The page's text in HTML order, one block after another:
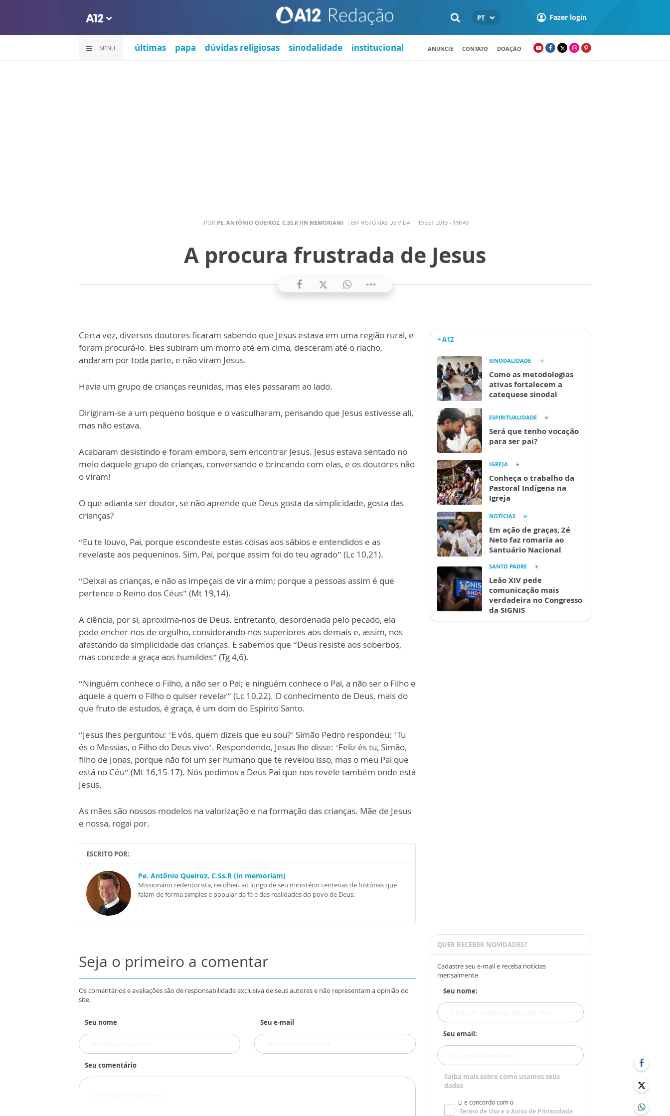
PT Fazer login
MENU últimas papa dúvidas religiosas sinodalidade institucional ANUNCIE CONTATO DOAÇÃO
POR PE. ANTÔNIO QUEIROZ, C.SS.R (IN MEMORIAM) EM HISTÓRIAS DE VIDA 19 SET 2013 - 11H49
A procura frustrada de Jesus
Certa vez, diversos doutores ficaram sabendo que Jesus estava em uma região rural, e
foram procurá-lo. Eles subiram um morro até em cima, desceram até o riacho,
andaram por toda parte, e não viram Jesus.
Havia um grupo de crianças reunidas, mas eles passaram ao lado.
Dirigiram-se a um pequeno bosque e o vasculharam, pensando que Jesus estivesse ali,
mas não estava.
Acabaram desistindo e foram embora, sem encontrar Jesus. Jesus estava sentado no
meio daquele grupo de crianças, conversando e brincando com elas, e os doutores não
o viram!
O que adianta ser doutor, se não aprende que Deus gosta da simplicidade, gosta das
crianças?
“Eu te louvo, Pai, porque escondeste estas coisas aos sábios e entendidos e as
revelaste aos pequeninos. Sim, Pai, porque assim foi do teu agrado” (Lc 10,21).
“Deixai as crianças, e não as impeçais de vir a mim; porque a pessoas assim é que
pertence o Reino dos Céus” (Mt 19,14).
A ciência, por si, aproxima-nos de Deus. Entretanto, desordenada pelo pecado, ela
pode encher-nos de orgulho, considerando-nos superiores aos demais e, assim, nos
afastando da simplicidade das crianças. E sabemos que “Deus resiste aos soberbos,
mas concede a graça aos humildes” (Tg 4,6).
“Ninguém conhece o Filho, a não ser o Pai; e ninguém conhece o Pai, a não ser o Filho e
aquele a quem o Filho o quiser revelar” (Lc 10,22). O conhecimento de Deus, mais do
que fruto de estudos, é graça, é um dom do Espírito Santo.
“Jesus lhes perguntou: ‘E vós, quem dizeis que eu sou?’ Simão Pedro respondeu: ‘Tu
és o Messias, o Filho do Deus vivo’. Respondendo, Jesus lhe disse: ‘Feliz és tu, Simão,
filho de Jonas, porque não foi um ser humano que te revelou isso, mas o meu Pai que
está no Céu” (Mt 16,15-17). Nós pedimos a Deus Pai que nos revele também onde está
Jesus.
As mães são nossos modelos na valorização e na formação das crianças. Mãe de Jesus
e nossa, rogai por.
ESCRITO POR:
Pe. Antônio Queiroz, C.Ss.R (in memoriam)
Missionário redentorista, recolheu ao longo de seu ministério centenas de histórias que
falam de forma simples e popular da fé e das realidades do povo de Deus.
Seja o primeiro a comentar
Os comentários e avaliações são de responsabilidade exclusiva de seus autores e não representam a opinião do
site.
Seu nome Seu e-mail
Seu comentário
+ A12
SINODALIDADE
Como as metodologias
ativas fortalecem a
catequese sinodal
ESPIRITUALIDADE
Será que tenho vocação
para ser pai?
IGREJA
Conheça o trabalho da
Pastoral Indígena na
Igreja
NOTÍCIAS
Em ação de graças, Zé
Neto faz romaria ao
Santuário Nacional
SANTO PADRE
Leão XIV pede
comunicação mais
verdadeira no Congresso
da SIGNIS
QUER RECEBER NOVIDADES?
Cadastre seu e-mail e receba notícias
mensalmente
Seu nome:
Seu email:
Saiba mais sobre como usamos seus
dados
Li e concordo com o
Termo de Usoe oAviso de Privacidade